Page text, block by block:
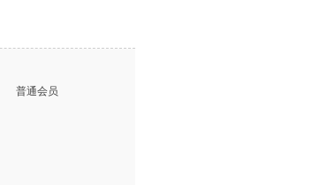
普通会员